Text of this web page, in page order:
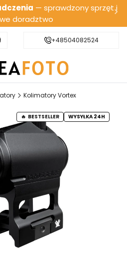
— sprawdzony sprzęt i
doradztwo
Bezpieczna wysyłka
+48504082524
Kolimatory Vortex
BESTSELLER WYSYŁKA 24H